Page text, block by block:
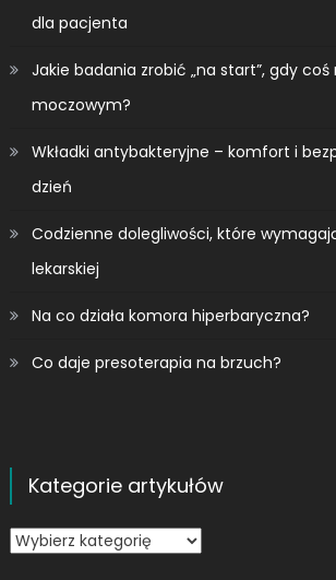
dla pacjenta
Jakie badania zrobić „na start”, gdy coś
moczowym?
Wkładki antybakteryjne – komfort i
dzień
Codzienne dolegliwości, które
lekarskiej
Na co działa komora hiperbaryczna?
Co daje presoterapia na brzuch?
Kategorie artykułów
Kategorie